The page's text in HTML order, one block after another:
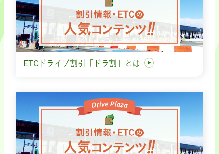
ETCドライブ割引「ドラ割」とは